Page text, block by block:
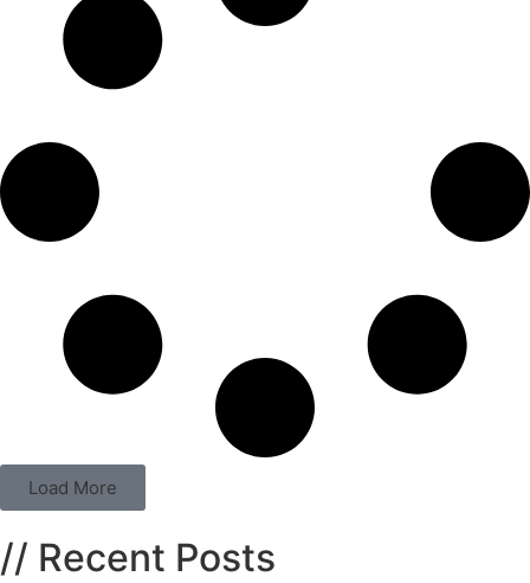
Load More
// Recent Posts